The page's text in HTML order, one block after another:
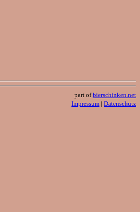
part ofbierschinken.net
Impressum | Datenschutz